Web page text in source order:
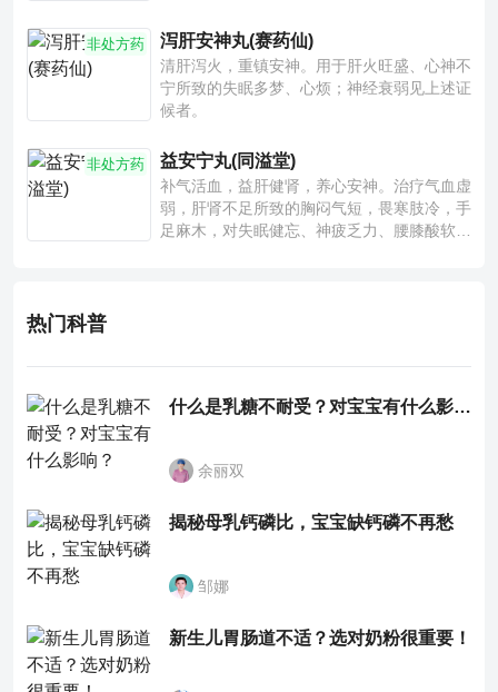
非处方药 泻肝安神丸(赛药仙)
清肝泻火，重镇安神。用于肝火旺盛、心神不
宁所致的失眠多梦、心烦；神经衰弱见上述证
候者。
非处方药 益安宁丸(同溢堂)
补气活血，益肝健肾，养心安神。治疗气血虚
弱，肝肾不足所致的胸闷气短，畏寒肢冷，手
足麻木，对失眠健忘、神疲乏力、腰膝酸软也
热门科普
什么是乳糖不耐受？对宝宝有什么影响？
余丽双
揭秘母乳钙磷比，宝宝缺钙磷不再愁
邹娜
新生儿胃肠道不适？选对奶粉很重要！